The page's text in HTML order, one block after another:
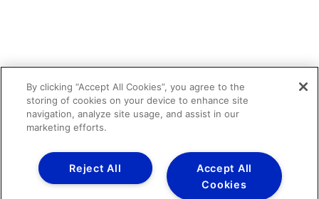
By clicking “Accept All Cookies”, you agree to the
storing of cookies on your device to enhance site
navigation, analyze site usage, and assist in our
marketing efforts.
Accept All
Cookies
Reject All